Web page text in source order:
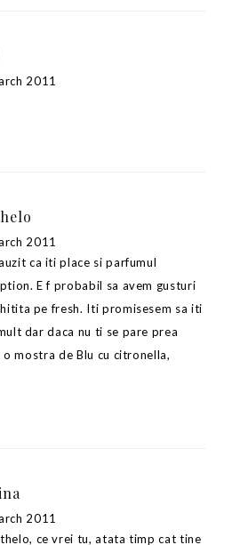
2011
2011
ca iti place si parfumul
E f probabil sa avem gusturi
pe fresh. Iti promisesem sa iti
dar daca nu ti se pare prea
mostra de Blu cu citronella,
2011
ce vrei tu, atata timp cat tine